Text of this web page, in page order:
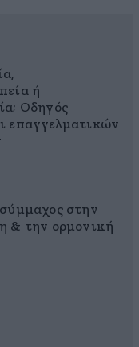
ή
Οδηγός
επαγγελματικών
στην
& την ορμονική